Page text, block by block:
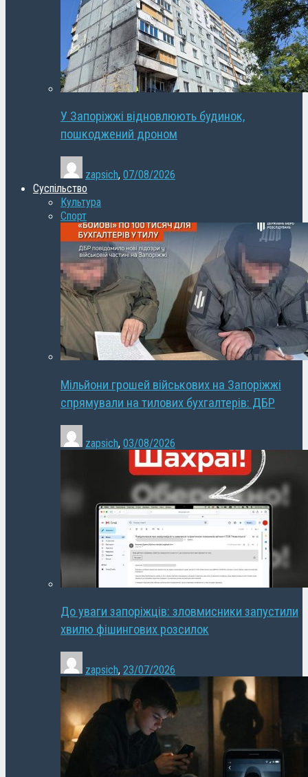
У Запоріжжі відновлюють будинок,
пошкоджений дроном
zapsich, 07/08/2026
Суспільство
Культура
Спорт
Мільйони грошей військових на Запоріжжі
спрямували на тилових бухгалтерів: ДБР
zapsich, 03/08/2026
До уваги запоріжців: зловмисники запустили
хвилю фішингових розсилок
zapsich, 23/07/2026